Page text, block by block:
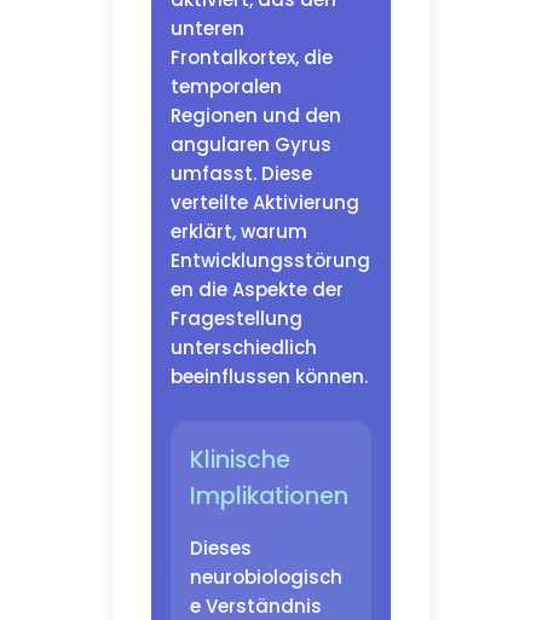
unteren
Frontalkortex, die
temporalen
Regionen und den
angularen Gyrus
umfasst. Diese
verteilte Aktivierung
erklärt, warum
Entwicklungsstörung
en die Aspekte der
Fragestellung
unterschiedlich
beeinflussen können.
Klinische
Implikationen
Dieses
neurobiologisch
e Verständnis